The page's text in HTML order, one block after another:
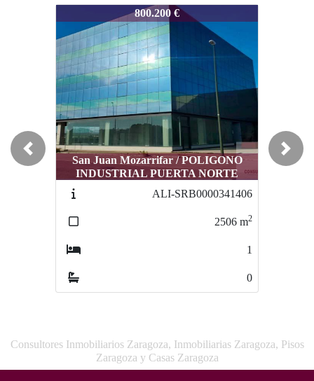
San Juan Mozarrifar / POLIGONO
INDUSTRIAL PUERTA NORTE
ALI-SRB0000341406
San
TAB0000055165800.200 €
San Juan Mozarrifar / POLIGONO
INDUSTRIAL PUERTA NORTE
EDF-SRB0000341406
2506m
Previous Next
Consultores Inmobiliarios Zaragoza, Inmobiliarias Zaragoza, Pisos
Zaragoza y Casas Zaragoza